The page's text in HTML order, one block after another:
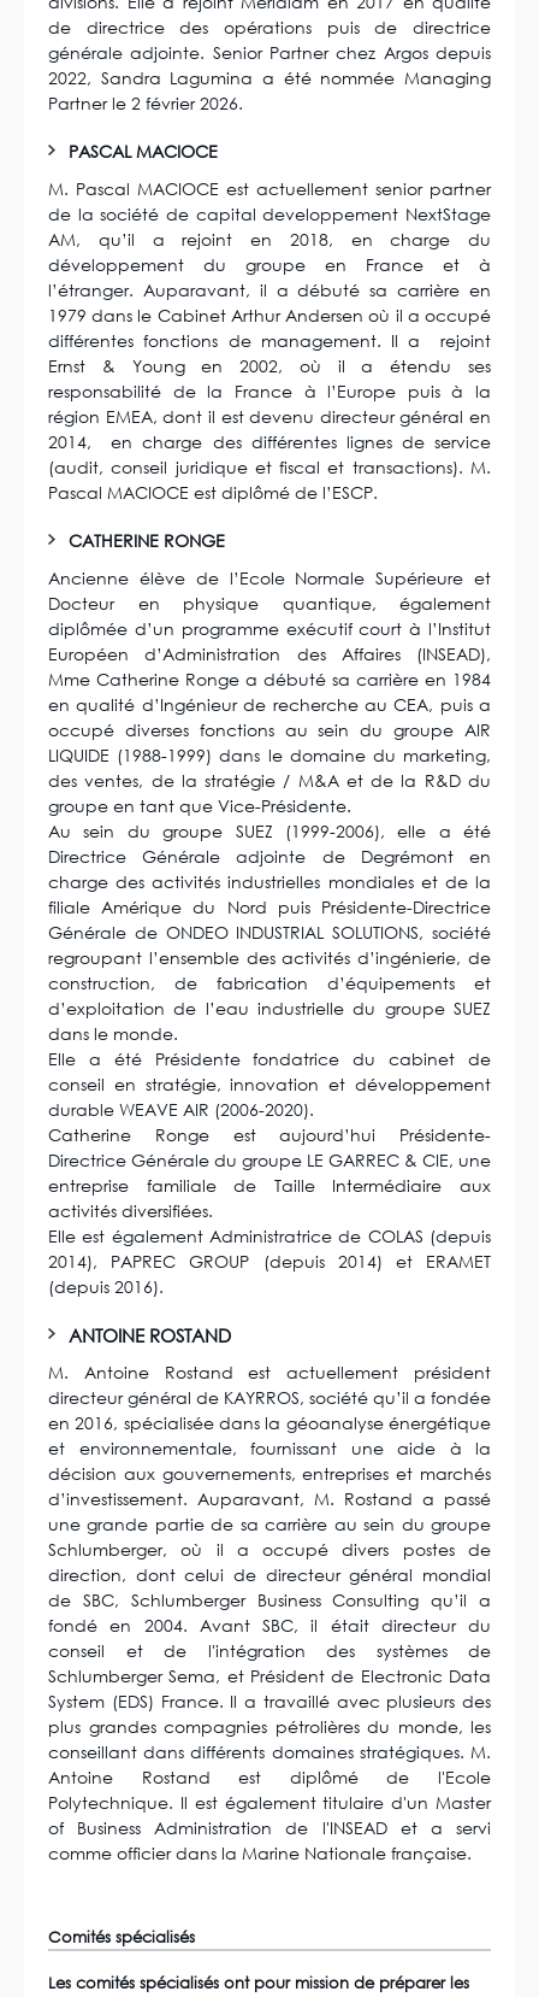
de directrice des opérations puis de directrice
générale adjointe. Senior Partner chez Argos depuis
2022, Sandra Lagumina a été nommée Managing
Partner le 2 février 2026.
PASCAL MACIOCE
M. Pascal MACIOCE est actuellement senior partner
de la société de capital developpement NextStage
AM, qu’il a rejoint en 2018, en charge du
développement du groupe en France et à
l’étranger. Auparavant, il a débuté sa carrière en
1979 dans le Cabinet Arthur Andersen où il a occupé
différentes fonctions de management. Il a rejoint
Ernst & Young en 2002, où il a étendu ses
responsabilité de la France à l’Europe puis à la
région EMEA, dont il est devenu directeur général en
2014, en charge des différentes lignes de service
(audit, conseil juridique et fiscal et transactions). M.
Pascal MACIOCE est diplômé de l’ESCP.
CATHERINE RONGE
Ancienne élève de l’Ecole Normale Supérieure et
Docteur en physique quantique, également
diplômée d’un programme exécutif court à l’Institut
Européen d’Administration des Affaires (INSEAD),
Mme Catherine Ronge a débuté sa carrière en 1984
en qualité d’Ingénieur de recherche au CEA, puis a
occupé diverses fonctions au sein du groupe AIR
LIQUIDE (1988-1999) dans le domaine du marketing,
des ventes, de la stratégie / M&A et de la R&D du
groupe en tant que Vice-Présidente.
Au sein du groupe SUEZ (1999-2006), elle a été
Directrice Générale adjointe de Degrémont en
charge des activités industrielles mondiales et de la
filiale Amérique du Nord puis Présidente-Directrice
Générale de ONDEO INDUSTRIAL SOLUTIONS, société
regroupant l’ensemble des activités d’ingénierie, de
construction, de fabrication d’équipements et
d’exploitation de l’eau industrielle du groupe SUEZ
dans le monde.
Elle a été Présidente fondatrice du cabinet de
conseil en stratégie, innovation et développement
durable WEAVE AIR (2006-2020).
Catherine Ronge est aujourd’hui Présidente-
Directrice Générale du groupe LE GARREC & CIE, une
entreprise familiale de Taille Intermédiaire aux
activités diversifiées.
Elle est également Administratrice de COLAS (depuis
2014), PAPREC GROUP (depuis 2014) et ERAMET
(depuis 2016).
ANTOINE ROSTAND
M. Antoine Rostand est actuellement président
directeur général de KAYRROS, société qu’il a fondée
en 2016, spécialisée dans la géoanalyse énergétique
et environnementale, fournissant une aide à la
décision aux gouvernements, entreprises et marchés
d’investissement. Auparavant, M. Rostand a passé
une grande partie de sa carrière au sein du groupe
Schlumberger, où il a occupé divers postes de
direction, dont celui de directeur général mondial
de SBC, Schlumberger Business Consulting qu’il a
fondé en 2004. Avant SBC, il était directeur du
conseil et de l'intégration des systèmes de
Schlumberger Sema, et Président de Electronic Data
System (EDS) France. Il a travaillé avec plusieurs des
plus grandes compagnies pétrolières du monde, les
conseillant dans différents domaines stratégiques. M.
Antoine Rostand est diplômé de l'Ecole
Polytechnique. Il est également titulaire d'un Master
of Business Administration de l'INSEAD et a servi
comme officier dans la Marine Nationale française.
Comités spécialisés
Les comités spécialisés ont pour mission de préparer les